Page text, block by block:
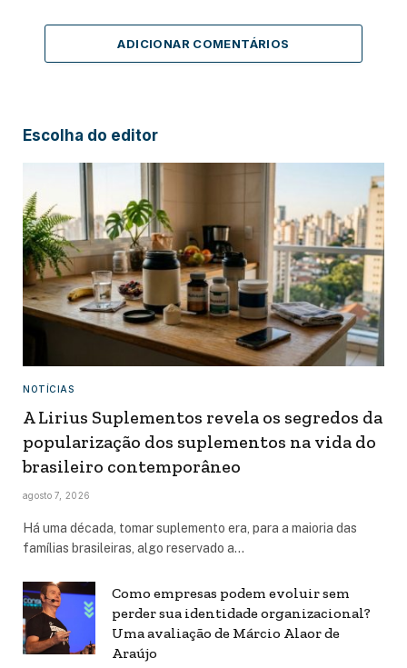
ADICIONAR COMENTÁRIOS
Escolha do editor
NOTÍCIAS
A Lirius Suplementos revela os segredos da
popularização dos suplementos na vida do
brasileiro contemporâneo
agosto 7, 2026
Há uma década, tomar suplemento era, para a maioria das
famílias brasileiras, algo reservado a…
Como empresas podem evoluir sem
perder sua identidade organizacional?
Uma avaliação de Márcio Alaor de
Araújo